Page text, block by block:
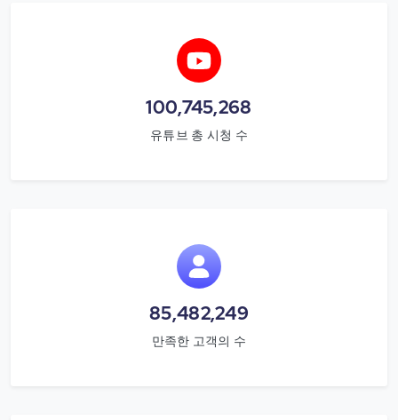
100,745,268
유튜브 총 시청 수
85,482,249
만족한 고객의 수